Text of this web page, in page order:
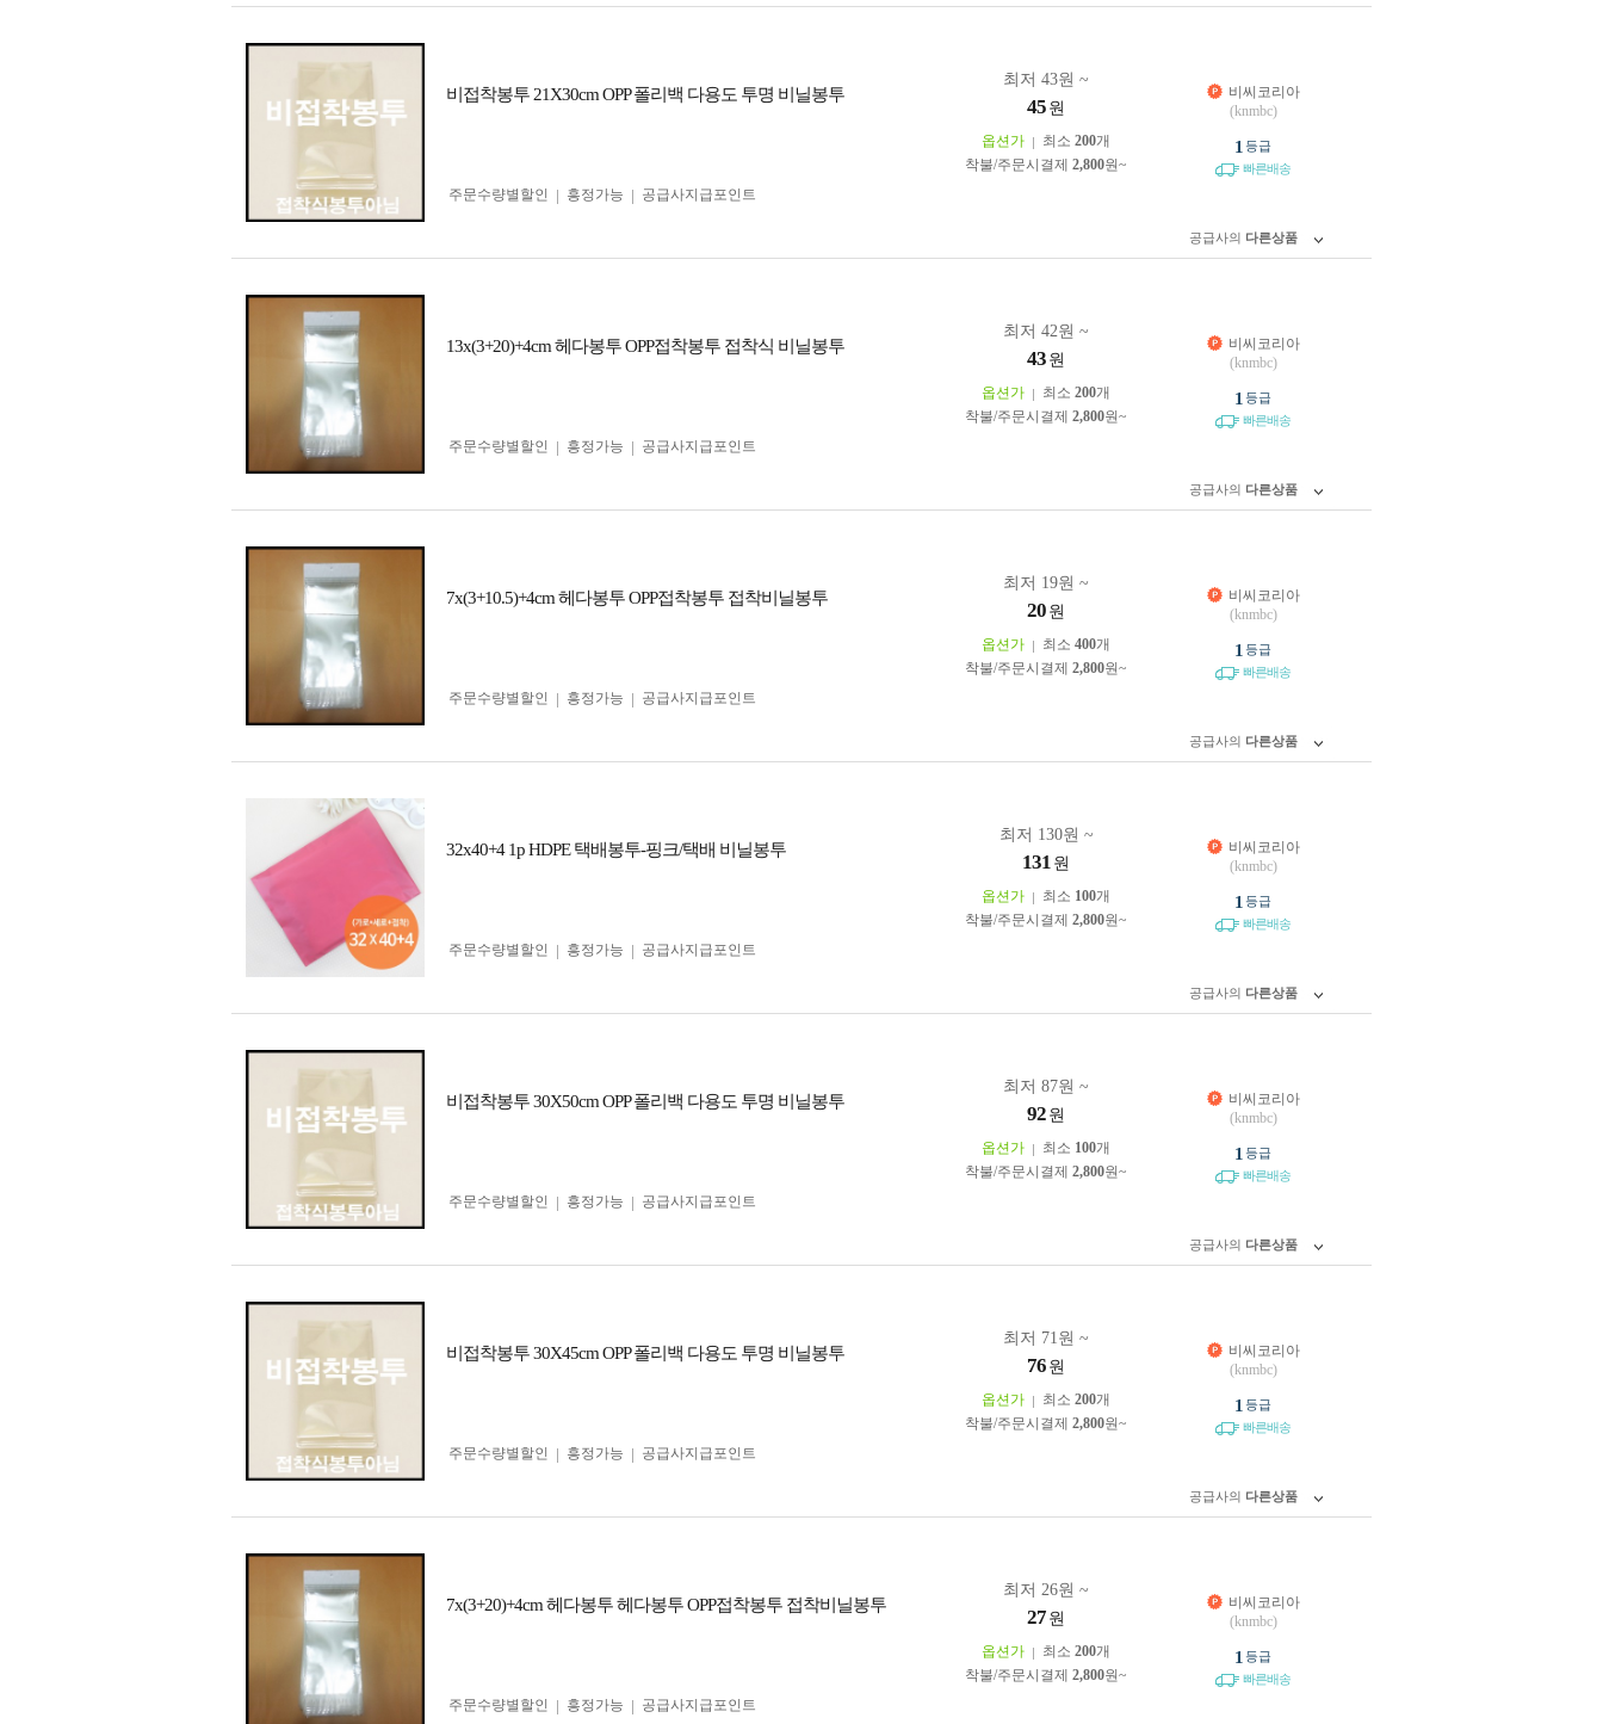
비접착봉투 21X30cm OPP 폴리백 다용도 투명 비닐봉투
최저 43원 ~
45 원
옵션가 최소 200개
착불/주문시결제 2,800원~
주문수량별할인
흥정가능 공급사지급포인트
비씨코리아
(knmbc)
1 등급
빠른배송
공급사의 다른상품
13x(3+20)+4cm 헤다봉투 OPP접착봉투 접착식 비닐봉투
최저 42원 ~
43 원
옵션가 최소 200개
착불/주문시결제 2,800원~
주문수량별할인
흥정가능 공급사지급포인트
비씨코리아
(knmbc)
1 등급
빠른배송
공급사의 다른상품
7x(3+10.5)+4cm 헤다봉투 OPP접착봉투 접착비닐봉투
최저 19원 ~
20 원
옵션가 최소 400개
착불/주문시결제 2,800원~
주문수량별할인
흥정가능 공급사지급포인트
비씨코리아
(knmbc)
1 등급
빠른배송
공급사의 다른상품
32x40+4 1p HDPE 택배봉투-핑크/택배 비닐봉투
최저 130원 ~
131 원
옵션가 최소 100개
착불/주문시결제 2,800원~
주문수량별할인
흥정가능 공급사지급포인트
비씨코리아
(knmbc)
1 등급
빠른배송
공급사의 다른상품
비접착봉투 30X50cm OPP 폴리백 다용도 투명 비닐봉투
최저 87원 ~
92 원
옵션가 최소 100개
착불/주문시결제 2,800원~
주문수량별할인
흥정가능 공급사지급포인트
비씨코리아
(knmbc)
1 등급
빠른배송
공급사의 다른상품
비접착봉투 30X45cm OPP 폴리백 다용도 투명 비닐봉투
최저 71원 ~
76 원
옵션가 최소 200개
착불/주문시결제 2,800원~
주문수량별할인
흥정가능 공급사지급포인트
비씨코리아
(knmbc)
1 등급
빠른배송
공급사의 다른상품
7x(3+20)+4cm 헤다봉투 헤다봉투 OPP접착봉투 접착비닐봉투
최저 26원 ~
27 원
옵션가 최소 200개
착불/주문시결제 2,800원~
주문수량별할인
흥정가능 공급사지급포인트
비씨코리아
(knmbc)
1 등급
빠른배송